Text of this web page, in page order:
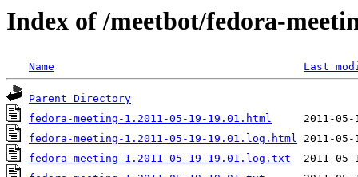
Index of /meetbot/fedora-
Name Last
Parent Directory
fedora-meeting-1.2011-05-19-19.01.html
fedora-meeting-1.2011-05-19-19.01.log.html
fedora-meeting-1.2011-05-19-19.01.log.txt